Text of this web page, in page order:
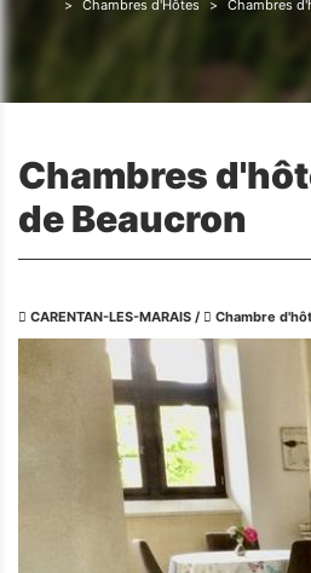
Fil
d'Ariane
Chambres d'Hôtes
Chambres
Chambres
de Beaucron
CARENTAN-LES-MARAIS / Chambre